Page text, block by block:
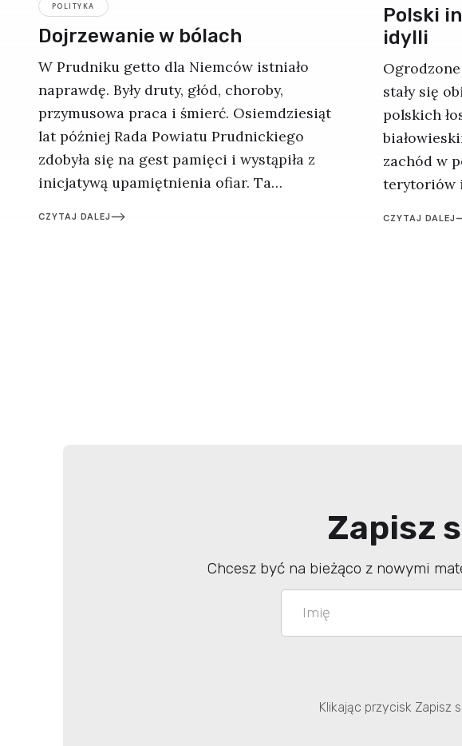
POLITYKA
Dojrzewanie w bólach
W Prudniku getto dla Niemców istniało
naprawdę. Były druty, głód, choroby,
przymusowa praca i śmierć. Osiemdziesiąt
lat później Rada Powiatu Prudnickiego
zdobyła się na gest pamięci i wystąpiła z
inicjatywą upamiętnienia ofiar. Ta
CZYTAJ DALEJ
Polski
idylli
stały się
polskich
zachód w
terytoriów
CZYTAJ DALEJ
Zapisz
Chcesz być na bieżąco z nowymi
Klikając przycisk Zapisz